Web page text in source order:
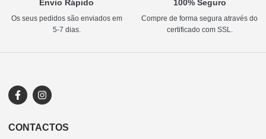
Envio Rápido
Os seus pedidos são enviados em
5-7 dias.
100% Seguro
Compre de forma segura através do
certificado com SSL.
CONTACTOS